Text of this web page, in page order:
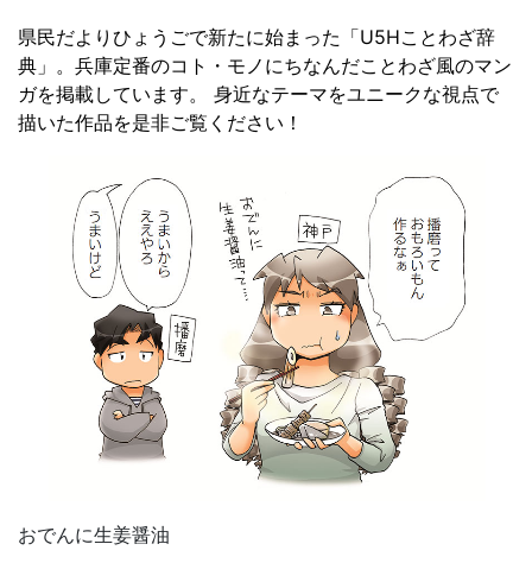
県民だよりひょうごで新たに始まった「U5Hことわざ辞
典」。兵庫定番のコト・モノにちなんだことわざ風のマン
ガを掲載しています。 身近なテーマをユニークな視点で
描いた作品を是非ご覧ください！
おでんに生姜醤油